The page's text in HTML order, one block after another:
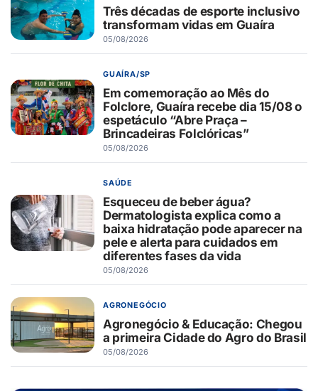
Três décadas de esporte inclusivo
transformam vidas em Guaíra
05/08/2026
GUAÍRA/SP
Em comemoração ao Mês do
Folclore, Guaíra recebe dia 15/08 o
espetáculo “Abre Praça –
Brincadeiras Folclóricas”
05/08/2026
SAÚDE
Esqueceu de beber água?
Dermatologista explica como a
baixa hidratação pode aparecer na
pele e alerta para cuidados em
diferentes fases da vida
05/08/2026
AGRONEGÓCIO
Agronegócio & Educação: Chegou
a primeira Cidade do Agro do Brasil
05/08/2026